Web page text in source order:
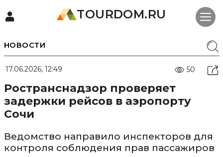
TOURDOM.RU
НОВОСТИ
17.06.2026, 12:49 50
Ространснадзор проверяет
задержки рейсов в аэропорту
Сочи
Ведомство направило инспекторов для
контроля соблюдения прав пассажиров